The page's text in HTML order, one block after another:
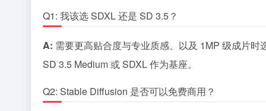
Q1: 我该选 SDXL 还是 SD 3.5？
A: 需要更高贴合度与专业质感、以及 1MP 级成片
SD 3.5 Medium 或 SDXL 作为基座。
Q2: Stable Diffusion 是否可以免费商用？